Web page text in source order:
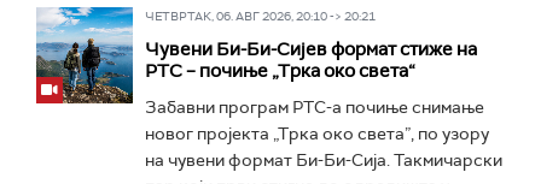
ЧЕТВРТАК, 06. АВГ 2026, 20:10 -> 20:21
Чувени Би-Би-Сијев формат стиже на
РТС – почиње „Трка око света“
Забавни програм РТС-а почиње снимање
новог пројекта „Трка око света”, по узору
на чувени формат Би-Би-Сија. Такмичарски